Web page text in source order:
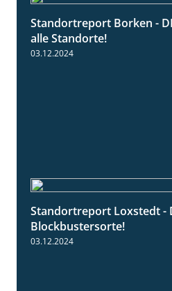
Standortreport Borken -
alle Standorte!
03.12.2024
Standortreport Loxstedt -
Blockbustersorte!
03.12.2024